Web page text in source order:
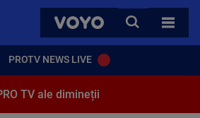
VOYO
CAUTA
TOATE
PROTV NEWS LIVE
TV ale dimineții